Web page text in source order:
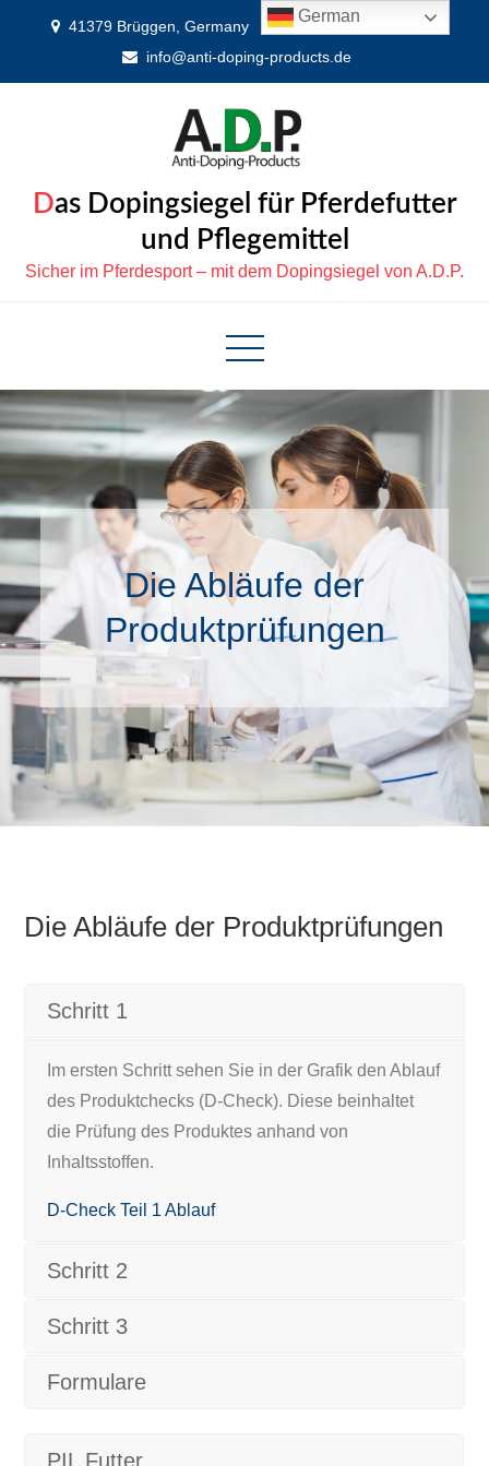
41379 Brüggen, Germany
0 21 63 - 887 99 66
info@anti-doping-products.de
Das Dopingsiegel für Pferdefutter
und Pflegemittel
Sicher im Pferdesport – mit dem Dopingsiegel von A.D.P.
Die Abläufe der
Produktprüfungen
Die Abläufe der Produktprüfungen
Schritt 1
Im ersten Schritt sehen Sie in der Grafik den Ablauf
des Produktchecks (D-Check). Diese beinhaltet
die Prüfung des Produktes anhand von
Inhaltsstoffen.
D-Check Teil 1 Ablauf
Schritt 2
Schritt 3
Formulare
PIL Futter
German